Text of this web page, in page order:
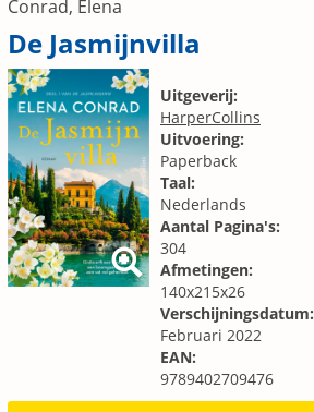
Conrad, Elena
De Jasmijnvilla
Uitgeverij:
HarperCollins
Uitvoering:
Paperback
Taal:
Nederlands
Aantal Pagina's:
304
Afmetingen:
140x215x26
Verschijningsdatum:
Februari 2022
EAN:
9789402709476